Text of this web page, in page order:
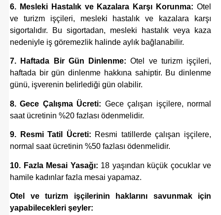
6. Mesleki Hastalık ve Kazalara Karşı Korunma: Otel
ve turizm işçileri, mesleki hastalık ve kazalara karşı
sigortalıdır. Bu sigortadan, mesleki hastalık veya kaza
nedeniyle iş göremezlik halinde aylık bağlanabilir.
7. Haftada Bir Gün Dinlenme: Otel ve turizm işçileri,
haftada bir gün dinlenme hakkına sahiptir. Bu dinlenme
günü, işverenin belirlediği gün olabilir.
8. Gece Çalışma Ücreti: Gece çalışan işçilere, normal
saat ücretinin %20 fazlası ödenmelidir.
9. Resmi Tatil Ücreti: Resmi tatillerde çalışan işçilere,
normal saat ücretinin %50 fazlası ödenmelidir.
10. Fazla Mesai Yasağı: 18 yaşından küçük çocuklar ve
hamile kadınlar fazla mesai yapamaz.
Otel ve turizm işçilerinin haklarını savunmak için
yapabilecekleri şeyler: